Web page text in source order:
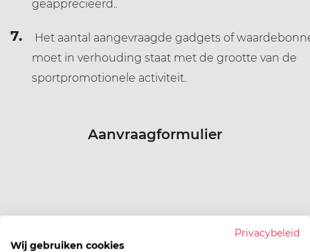
geapprecieerd..
Het aantal aangevraagde gadgets of
moet in verhouding staat met de grootte van de
sportpromotionele activiteit.
Aanvraagformulier
Privacybeleid
Wij gebruiken cookies